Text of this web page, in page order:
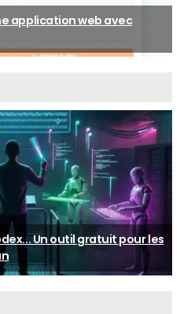
application web avec
Un outil gratuit pour les